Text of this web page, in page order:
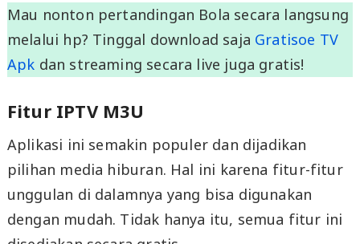
Mau nonton pertandingan Bola secara langsung
melalui hp? Tinggal download saja Gratisoe TV
Apk dan streaming secara live juga gratis!
Fitur IPTV M3U
Aplikasi ini semakin populer dan dijadikan
pilihan media hiburan. Hal ini karena fitur-fitur
unggulan di dalamnya yang bisa digunakan
dengan mudah. Tidak hanya itu, semua fitur ini